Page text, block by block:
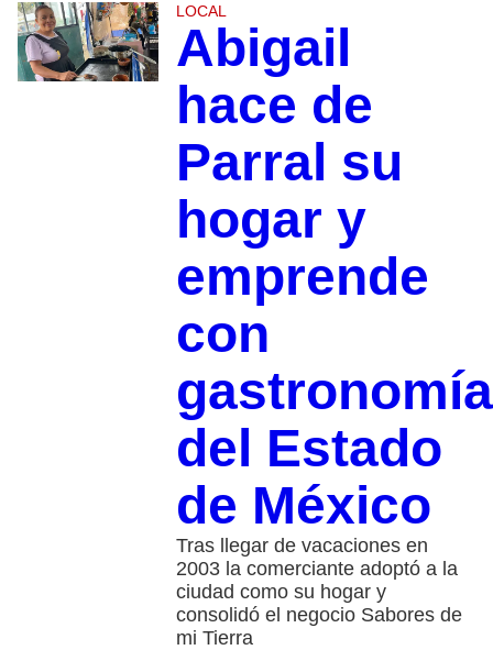
LOCAL
Abigail
hace de
Parral su
hogar y
emprende
con
gastronomía
del Estado
de México
Tras llegar de vacaciones en
2003 la comerciante adoptó a la
ciudad como su hogar y
consolidó el negocio Sabores de
mi Tierra